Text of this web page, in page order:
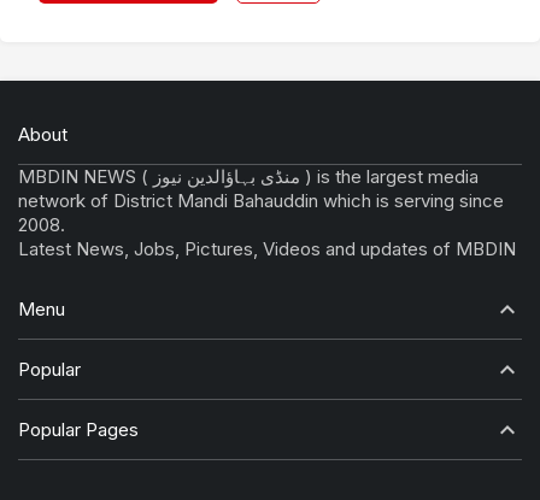
About
MBDIN NEWS ( منڈی بہاؤالدین نیوز ) is the largest media
network of District Mandi Bahauddin which is serving since
2008.
Latest News, Jobs, Pictures, Videos and updates of MBDIN
Menu
Popular
Popular Pages